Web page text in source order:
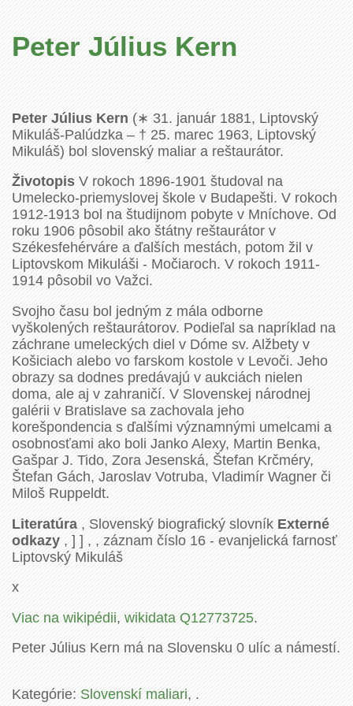
Peter Július Kern
Peter Július Kern(∗ 31. január 1881, Liptovský
Mikuláš-Palúdzka – † 25. marec 1963, Liptovský
Mikuláš) bol slovenský maliar a reštaurátor.
ŽivotopisV rokoch 1896-1901 študoval na
Umelecko-priemyslovej škole v Budapešti. V rokoch
1912-1913 bol na študijnom pobyte v Mníchove. Od
roku 1906 pôsobil ako štátny reštaurátor v
Székesfehérváre a ďalších mestách, potom žil v
Liptovskom Mikuláši - Močiaroch. V rokoch 1911-
1914 pôsobil vo Važci.
Svojho času bol jedným z mála odborne
vyškolených reštaurátorov. Podieľal sa napríklad na
záchrane umeleckých diel v Dóme sv. Alžbety v
Košiciach alebo vo farskom kostole v Levoči. Jeho
obrazy sa dodnes predávajú v aukciách nielen
doma, ale aj v zahraničí. V Slovenskej národnej
galérii v Bratislave sa zachovala jeho
korešpondencia s ďalšími významnými umelcami a
osobnosťami ako boli Janko Alexy, Martin Benka,
Gašpar J. Tido, Zora Jesenská, Štefan Krčméry,
Štefan Gách, Jaroslav Votruba, Vladimír Wagner či
Miloš Ruppeldt.
Literatúra, Slovenský biografický slovníkExterné
odkazy, ] ] , , záznam číslo 16 - evanjelická farnosť
Liptovský Mikuláš
x
Viac na wikipédii,wikidata Q12773725.
Peter Július Kern má na Slovensku 0 ulíc a námestí.
Kategórie:Slovenskí maliari, .